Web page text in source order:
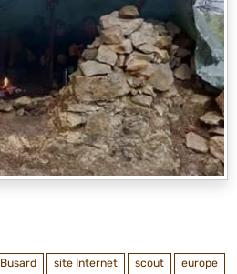
Busard site Internet scout
europe